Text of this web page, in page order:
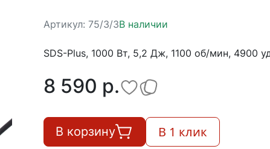
Артикул: 75/3/3В наличии
SDS-Plus, 1000 Вт, 5,2 Дж, 1100 об/мин, 4900
8 590 p.
В корзину В 1 клик